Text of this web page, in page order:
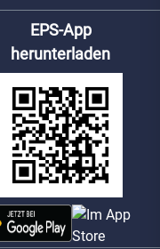
EPS-App
herunterladen